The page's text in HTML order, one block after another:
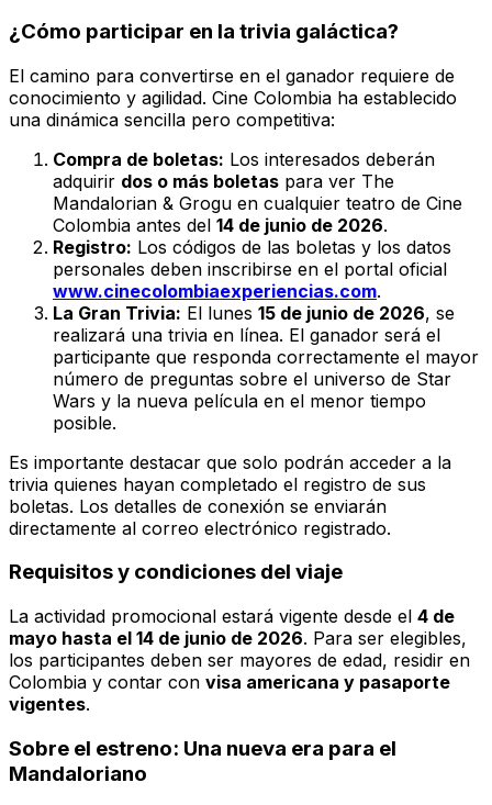
¿Cómo participar en la trivia galáctica?
El camino para convertirse en el ganador requiere de
conocimiento y agilidad. Cine Colombia ha establecido
una dinámica sencilla pero competitiva:
Compra de boletas: Los interesados deberán
adquirir dos o más boletas para ver The
Mandalorian & Grogu en cualquier teatro de Cine
Colombia antes del 14 de junio de 2026.
Registro: Los códigos de las boletas y los datos
personales deben inscribirse en el portal oficial
www.cinecolombiaexperiencias.com.
La Gran Trivia: El lunes 15 de junio de 2026, se
realizará una trivia en línea. El ganador será el
participante que responda correctamente el mayor
número de preguntas sobre el universo de Star
Wars y la nueva película en el menor tiempo
posible.
Es importante destacar que solo podrán acceder a la
trivia quienes hayan completado el registro de sus
boletas. Los detalles de conexión se enviarán
directamente al correo electrónico registrado.
Requisitos y condiciones del viaje
La actividad promocional estará vigente desde el 4 de
mayo hasta el 14 de junio de 2026. Para ser elegibles,
los participantes deben ser mayores de edad, residir en
Colombia y contar con visa americana y pasaporte
vigentes.
Sobre el estreno: Una nueva era para el
Mandaloriano